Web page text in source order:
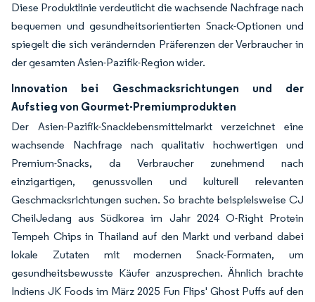
Diese Produktlinie verdeutlicht die wachsende Nachfrage nach
bequemen und gesundheitsorientierten Snack-Optionen und
spiegelt die sich verändernden Präferenzen der Verbraucher in
der gesamten Asien-Pazifik-Region wider.
Innovation bei Geschmacksrichtungen und der
Aufstieg von Gourmet-Premiumprodukten
Der Asien-Pazifik-Snacklebensmittelmarkt verzeichnet eine
wachsende Nachfrage nach qualitativ hochwertigen und
Premium-Snacks, da Verbraucher zunehmend nach
einzigartigen, genussvollen und kulturell relevanten
Geschmacksrichtungen suchen. So brachte beispielsweise CJ
CheilJedang aus Südkorea im Jahr 2024 O-Right Protein
Tempeh Chips in Thailand auf den Markt und verband dabei
lokale Zutaten mit modernen Snack-Formaten, um
gesundheitsbewusste Käufer anzusprechen. Ähnlich brachte
Indiens JK Foods im März 2025 Fun Flips' Ghost Puffs auf den